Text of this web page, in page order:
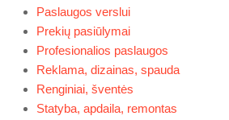
Paslaugos verslui
Prekių pasiūlymai
Profesionalios paslaugos
Reklama, dizainas, spauda
Renginiai, šventės
Statyba, apdaila, remontas